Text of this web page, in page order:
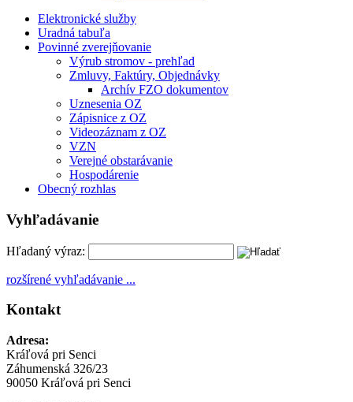
Elektronické služby
Uradná tabuľa
Povinné zverejňovanie
Výrub stromov - prehľad
Zmluvy, Faktúry, Objednávky
Archív FZO dokumentov
Uznesenia OZ
Zápisnice z OZ
Videozáznam z OZ
VZN
Verejné obstarávanie
Hospodárenie
Obecný rozhlas
Vyhľadávanie
Hľadaný výraz:
rozšírené vyhľadávanie ...
Kontakt
Adresa:
Kráľová pri Senci
Záhumenská 326/23
90050 Kráľová pri Senci